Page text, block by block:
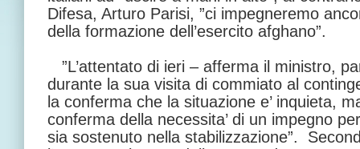
Difesa, Arturo Parisi, ”ci impegneremo
della formazione dell’esercito afghano”.
”L’attentato di ieri – afferma il ministro,
durante la sua visita di commiato al
la conferma che la situazione e’ inquieta,
conferma della necessita’ di un impegno
sia sostenuto nella stabilizzazione”.